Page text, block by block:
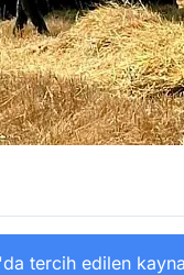
tercih edilen